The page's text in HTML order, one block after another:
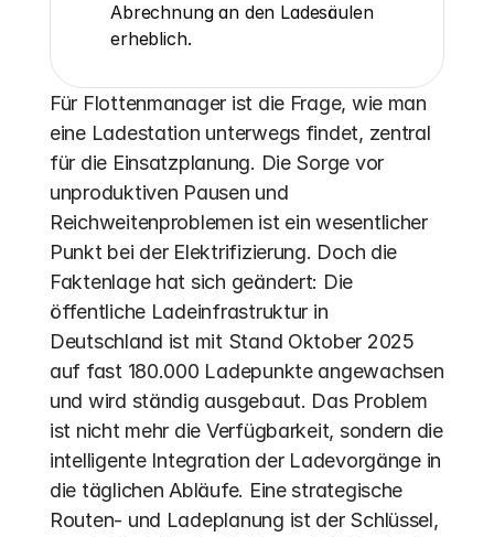
Abrechnung an den Ladesäulen
erheblich.
Für Flottenmanager ist die Frage, wie man
eine Ladestation unterwegs findet, zentral
für die Einsatzplanung. Die Sorge vor
unproduktiven Pausen und
Reichweitenproblemen ist ein wesentlicher
Punkt bei der Elektrifizierung. Doch die
Faktenlage hat sich geändert: Die
öffentliche Ladeinfrastruktur in
Deutschland ist mit Stand Oktober 2025
auf fast 180.000 Ladepunkte angewachsen
und wird ständig ausgebaut. Das Problem
ist nicht mehr die Verfügbarkeit, sondern die
intelligente Integration der Ladevorgänge in
die täglichen Abläufe. Eine strategische
Routen- und Ladeplanung ist der Schlüssel,